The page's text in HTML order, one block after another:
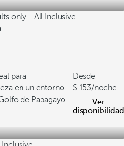
only - All Inclusive
para
en un entorno
de Papagayo.
Desde
153/noche
Ver
disponibilidad